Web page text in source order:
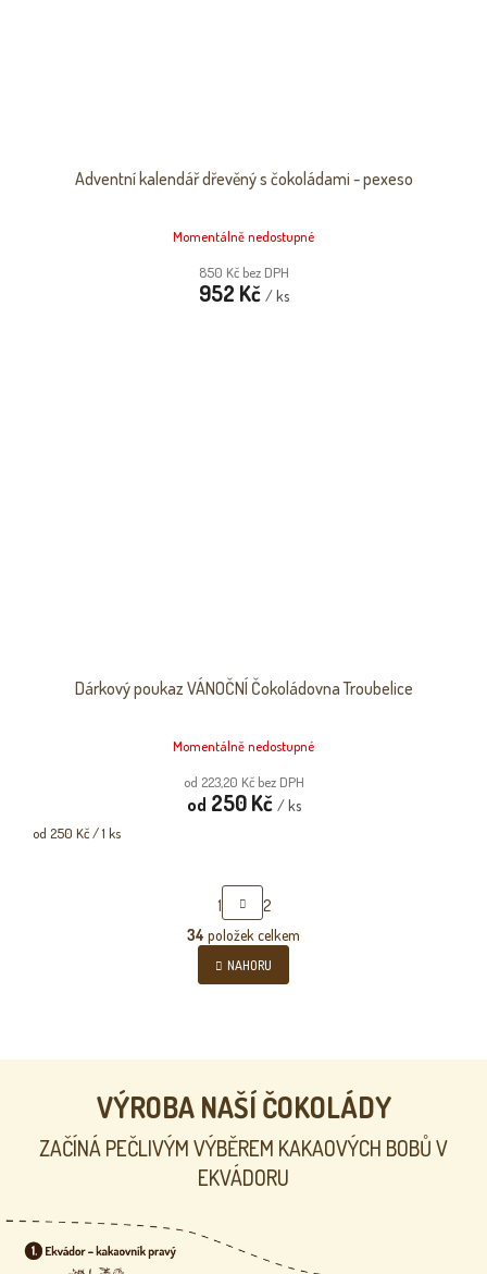
Adventní kalendář dřevěný s čokoládami - pexeso
Momentálně nedostupné
850 Kč bez DPH
952 Kč / ks
Dárkový poukaz VÁNOČNÍ Čokoládovna Troubelice
Momentálně nedostupné
od 223,20 Kč bez DPH
od 250 Kč / ks
Měrná
od 250 Kč / 1 ks
O
v
l
c
p
r
v
k
y
i
S
T
R
Á
N
K
N
1
2
34 položek celkem
NAHORU
VÝROBA NAŠÍ ČOKOLÁDY
ZAČÍNÁ PEČLIVÝM VÝBĚREM KAKAOVÝCH BOBŮ V
EKVÁDORU